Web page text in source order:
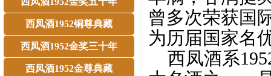
西凤酒1952铜尊典藏
西凤酒1952金奖三十年
西凤酒1952金尊典藏
曾多次荣获国
为历届国家名
西凤酒系